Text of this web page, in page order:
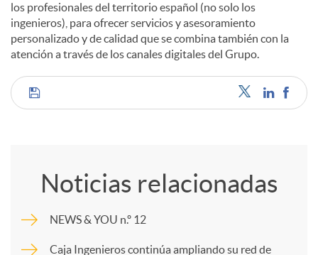
los profesionales del territorio español (no solo los
ingenieros), para ofrecer servicios y asesoramiento
personalizado y de calidad que se combina también con la
atención a través de los canales digitales del Grupo.
C
m
Noticias relacionadas
NEWS & YOU n.º 12
Caja Ingenieros continúa ampliando su red de